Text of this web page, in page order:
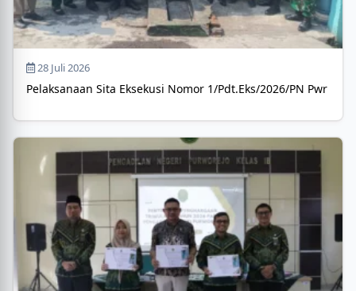
28 Juli 2026
Pelaksanaan Sita Eksekusi Nomor 1/Pdt.Eks/2026/PN Pwr